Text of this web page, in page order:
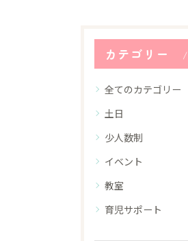
カテゴリー
全てのカテゴリー
土日
少人数制
イベント
教室
育児サポート